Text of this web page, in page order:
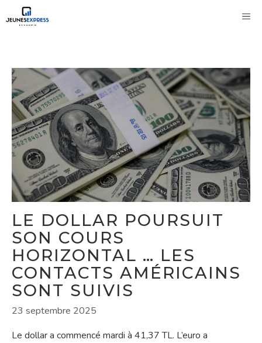
au
LE DOLLAR POURSUIT
SON COURS
HORIZONTAL … LES
CONTACTS AMÉRICAINS
SONT SUIVIS
23 septembre 2025
Le dollar a commencé mardi à 41,37 TL. L’euro a